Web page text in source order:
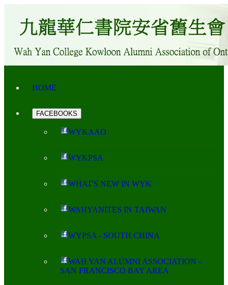
HOME
FACEBOOKS
WYKAAO
WYKPSA
WHAT'S NEW IN WYK
WAHYANITES IN TAIWAN
WYPSA - SOUTH CHINA
WAH YAN ALUMNI ASSOCIATION -
SAN FRANCISCO BAY AREA